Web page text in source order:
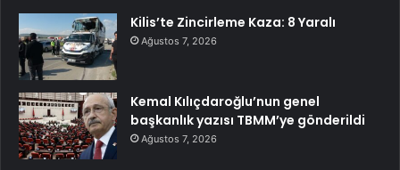
Kilis’te Zincirleme Kaza: 8 Yaralı
Ağustos 7, 2026
Kemal Kılıçdaroğlu’nun genel
başkanlık yazısı TBMM’ye gönderildi
Ağustos 7, 2026